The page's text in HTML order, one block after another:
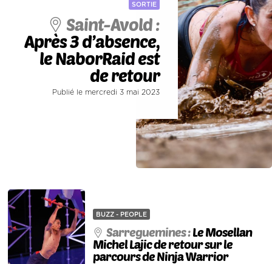
SORTIE
Saint-Avold :
Après 3 d’absence,
le NaborRaid est
de retour
Publié le mercredi 3 mai 2023
BUZZ - PEOPLE
Sarreguemines :Le Mosellan
Michel Lajic de retour sur le
parcours de Ninja Warrior